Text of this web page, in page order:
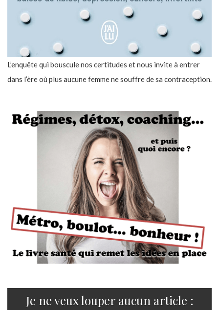
L’enquête qui bouscule nos certitudes et nous invite à entrer
dans l’ère où plus aucune femme ne souffre de sa contraception.
Je ne veux louper aucun article :